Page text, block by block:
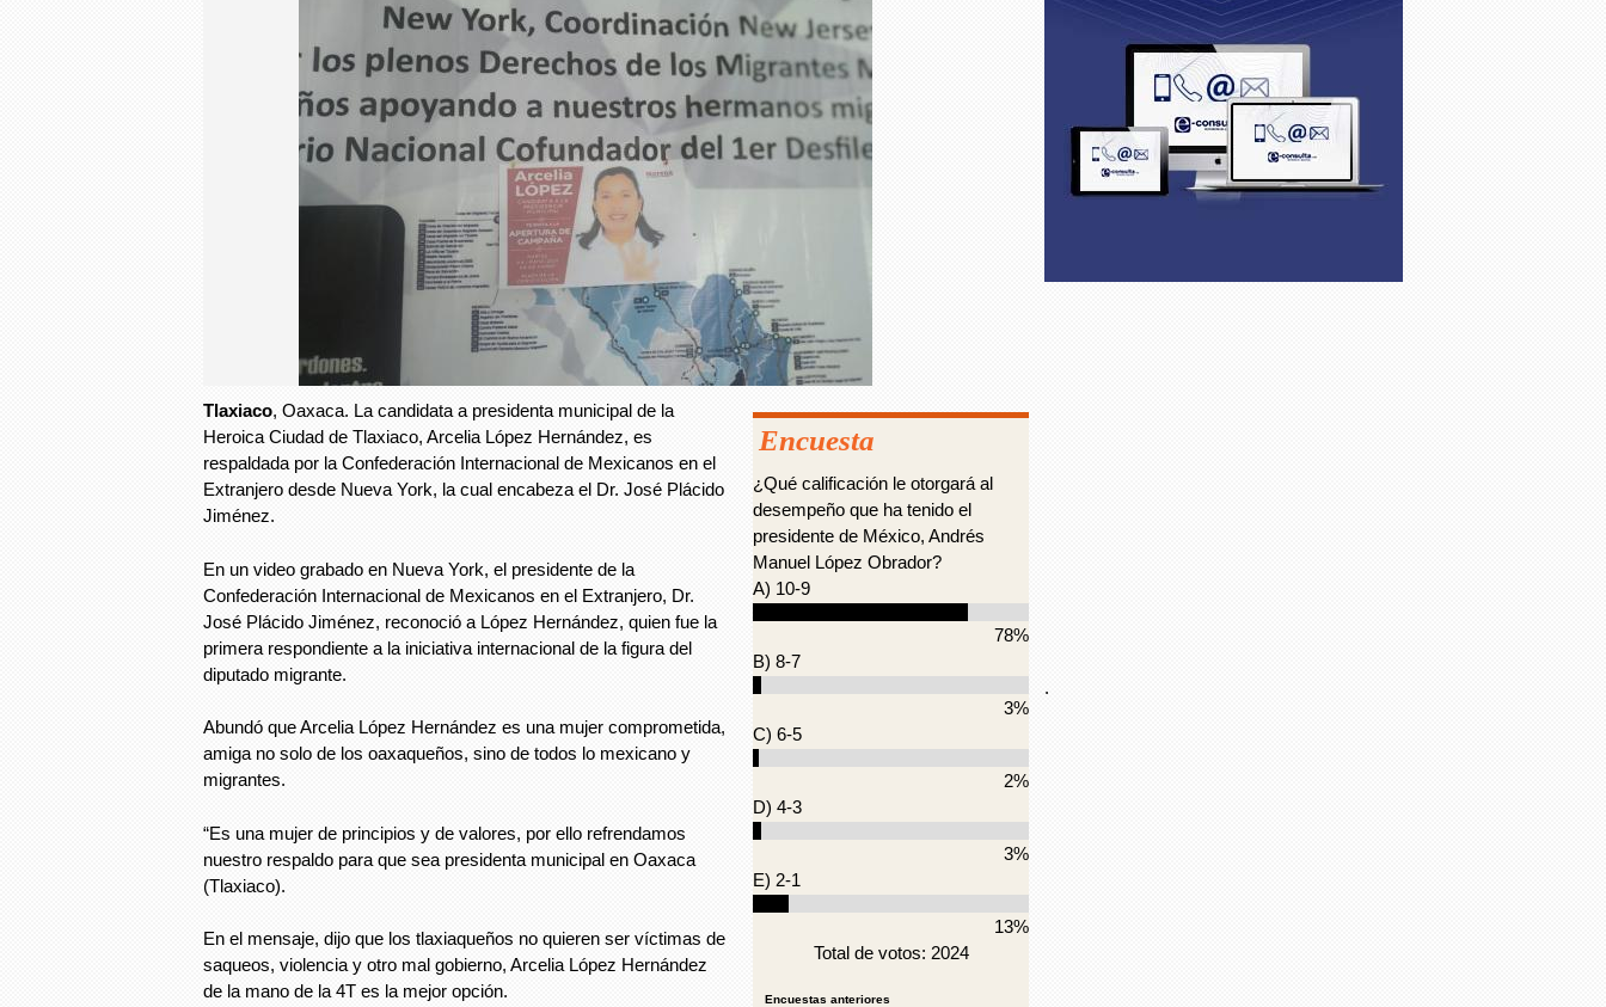
Tlaxiaco, Oaxaca. La candidata a presidenta municipal de la
Heroica Ciudad de Tlaxiaco, Arcelia López Hernández, es
respaldada por la Confederación Internacional de Mexicanos en el
Extranjero desde Nueva York, la cual encabeza el Dr. José Plácido
Jiménez.
En un video grabado en Nueva York, el presidente de la
Confederación Internacional de Mexicanos en el Extranjero, Dr.
José Plácido Jiménez, reconoció a López Hernández, quien fue la
primera respondiente a la iniciativa internacional de la figura del
diputado migrante.
Abundó que Arcelia López Hernández es una mujer comprometida,
amiga no solo de los oaxaqueños, sino de todos lo mexicano y
migrantes.
“Es una mujer de principios y de valores, por ello refrendamos
nuestro respaldo para que sea presidenta municipal en Oaxaca
(Tlaxiaco).
En el mensaje, dijo que los tlaxiaqueños no quieren ser víctimas de
saqueos, violencia y otro mal gobierno, Arcelia López Hernández
de la mano de la 4T es la mejor opción.
Encuesta
¿Qué calificación le otorgará al
desempeño que ha tenido el
presidente de México, Andrés
Manuel López Obrador?
A) 10-9
78%
B) 8-7
3%
C) 6-5
2%
D) 4-3
3%
E) 2-1
13%
Total de votos: 2024
Encuestas anteriores
.